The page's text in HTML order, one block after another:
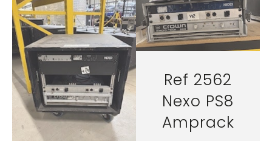
Ref 2562
Nexo PS8
Amprack